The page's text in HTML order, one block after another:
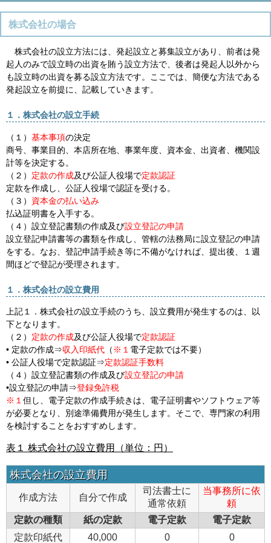
株式会社の場合
株式会社の設立方法には、発起設立と募集設立があり、前者は発
起人のみで設立時の出資を賄う設立方法で、後者は発起人以外から
も設立時の出資を募る設立方法です。ここでは、簡便な方法である
発起設立を前提に、記載していきます。
１．株式会社の設立手続
（１） 基本事項の決定
商号、事業目的、本店所在地、事業年度、資本金、出資者、機関設
計等を決定する。
（２） 定款の作成及び公証人役場で定款認証
定款を作成し、公証人役場で認証を受ける。
（３） 資本金の払い込み
払込証明書を入手する。
（４）設立登記書類の作成及び設立登記の申請
設立登記申請書等の書類を作成し、管轄の法務局に設立登記の申請
をする。なお、登記申請手続き等に不備がなければ、提出後、１週
間ほどで登記が受理されます。
１．株式会社の設立費用
上記１．株式会社の設立手続のうち、設立費用が発生するのは、以
下となります。
（２） 定款の作成及び公証人役場で定款認証
• 定款の作成⇒収入印紙代 （ ※１ 電子定款では不要）
• 公証人役場で定款認証⇒定款認証手数料
（４）設立登記書類の作成及び設立登記の申請
•設立登記の申請⇒登録免許税
※１ 但し、電子定款の作成手続きは、電子証明書やソフトウェア等
が必要となり、別途準備費用が発生します。そこで、専門家の利用
を検討することをおすすめします。
表１ 株式会社の設立費用（単位：円）
株式会社の設立費用
作成方法 自分で作成
司法書士に
通常依頼
当事務所に依
頼
定款の種類
紙の定款 電子定款
電子定款
定款印紙代
40,000 0
0